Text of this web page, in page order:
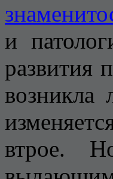
и
развития
возникла
втрое.